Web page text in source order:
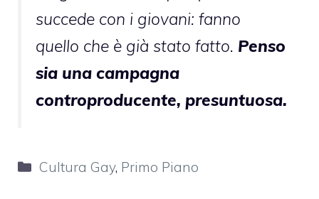
succede con i giovani: fanno
quello che è già stato fatto. Penso
sia una campagna
controproducente, presuntuosa.
Categorie
Cultura Gay, Primo Piano